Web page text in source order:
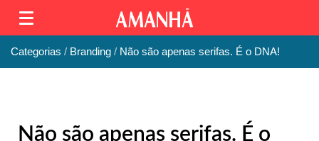
Categorias Branding Não são apenas serifas. É o DNA!
Não são apenas serifas. É o